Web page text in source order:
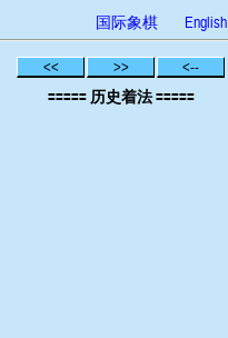
国际象棋 English
<< >>
<--
===== 历史着法 =====